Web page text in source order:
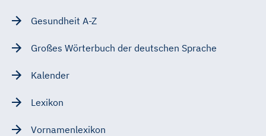
Gesundheit A-Z
Großes Wörterbuch der deutschen Sprache
Kalender
Lexikon
Vornamenlexikon